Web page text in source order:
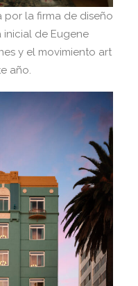
por la firma de diseño
de Eugene
y el movimiento art
año.